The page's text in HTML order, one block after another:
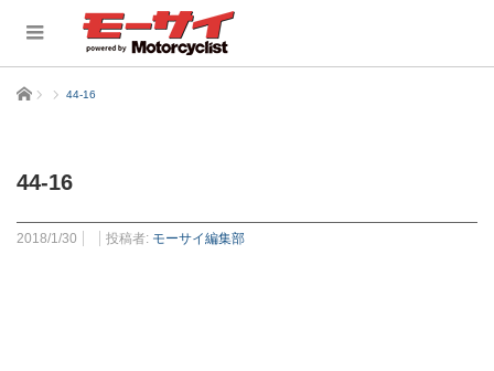
ホーム 44-16
44-16
2018/1/30 投稿者: モーサイ編集部